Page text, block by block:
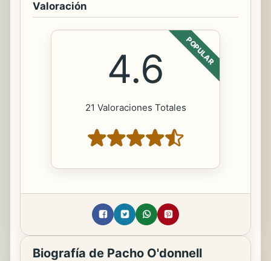
Valoración
POPULAR
4.6
21 Valoraciones Totales
Biografía de Pacho O'donnell